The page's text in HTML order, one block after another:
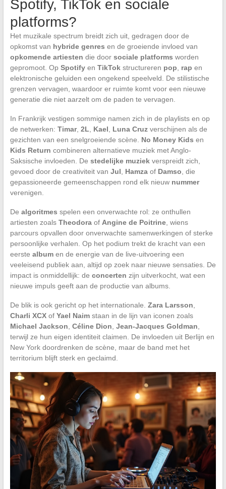
Spotify, TikTok en sociale
platforms?
Het muzikale spectrum breidt zich uit, gedragen door de
opkomst van hybride genres en de groeiende invloed van
opkomende artiesten die door sociale platforms worden
gepromoot. Op Spotifyen TikTokstructureren pop rap en
elektronische geluiden een ongekend speelveld. De stilistische
grenzen vervagen, waardoor er ruimte komt voor een nieuwe
generatie die niet aarzelt om de paden te vervagen.
In Frankrijk vestigen sommige namen zich in de playlists en op
de netwerken: Timar, 2L Kael Luna Cruzverschijnen als de
gezichten van een snelgroeiende scène. No Money Kids en
Kids Return combineren alternatieve muziek met Anglo-
Saksische invloeden. De stedelijke muziekverspreidt zich,
gevoed door de creativiteit van Jul Hamzaof Damso , die
gepassioneerde gemeenschappen rond elk nieuw nummer
verenigen.
De algoritmes spelen een onverwachte rol: ze onthullen
artiesten zoals Theodoraof Angine de Poitrine, wiens
parcours opvallen door onverwachte samenwerkingen of sterke
persoonlijke verhalen. Op het podium trekt de kracht van een
eerste albumen de energie van de live-uitvoering een
veeleisend publiek aan, altijd op zoek naar nieuwe sensaties. De
impact is onmiddellijk: de concerten zijn uitverkocht, wat een
nieuwe impuls geeft aan de productie van albums.
De blik is ook gericht op het internationale. Zara Larsson
Charli XCXof Yael Naimstaan in de lijn van iconen zoals
Michael Jackson Céline Dion Jean-Jacques Goldman
terwijl ze hun eigen identiteit claimen. De invloeden uit Berlijn en
New York doordrenken de scène, maar de band met het
territorium blijft sterk en geclaimd.